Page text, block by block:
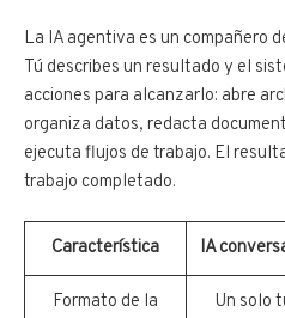
La IA agentiva es un compañero
Tú describes un resultado y el
acciones para alcanzarlo: abre
organiza datos, redacta
ejecuta flujos de trabajo. El
trabajo completado.
Característica IA
Formato de la
Un solo